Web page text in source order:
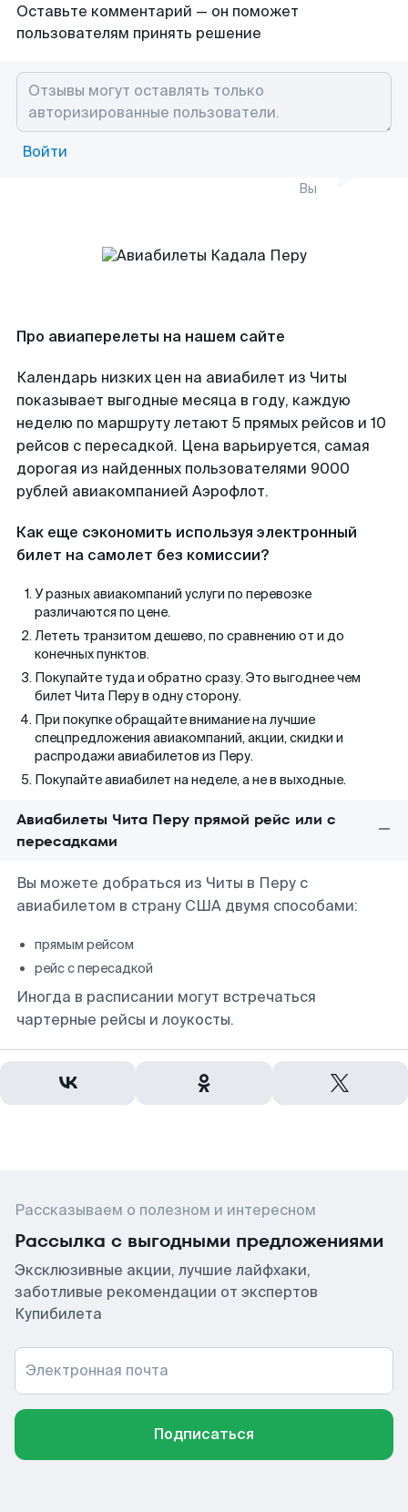
Оставьте комментарий — он поможет
пользователям принять решение
Войти
Вы
Про авиаперелеты на нашем сайте
Календарь низких цен на авиабилет из Читы
показывает выгодные месяца в году, каждую
неделю по маршруту летают 5 прямых рейсов и 10
рейсов с пересадкой. Цена варьируется, самая
дорогая из найденных пользователями 9000
рублей авиакомпанией Аэрофлот.
Как еще сэкономить используя электронный
билет на самолет без комиссии?
У разных авиакомпаний услуги по перевозке
различаются по цене.
Лететь транзитом дешево, по сравнению от и до
конечных пунктов.
Покупайте туда и обратно сразу. Это выгоднее чем
билет Чита Перу в одну сторону.
При покупке обращайте внимание на лучшие
спецпредложения авиакомпаний, акции, скидки и
распродажи авиабилетов из Перу.
Покупайте авиабилет на неделе, а не в выходные.
Авиабилеты Чита Перу прямой рейс или с
пересадками
Вы можете добраться из Читы в Перу с
авиабилетом в страну США двумя способами:
прямым рейсом
рейс с пересадкой
Иногда в расписании могут встречаться
чартерные рейсы и лоукосты.
Рассказываем о полезном и интересном
Рассылка с выгодными предложениями
Эксклюзивные акции, лучшие лайфхаки,
заботливые рекомендации от экспертов
Купибилета
Электронная почта
Подписаться